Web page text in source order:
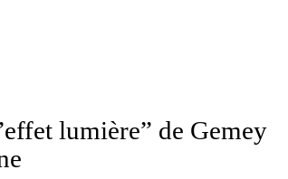
lumière” de Gemey